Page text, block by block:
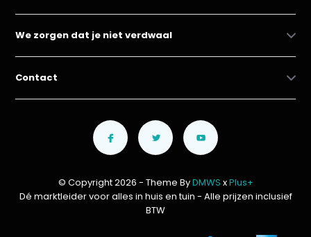
We zorgen dat je niet verdwaal
Contact
© Copyright 2026 - Theme ByDMWS xPlus+
Dé marktleider voor alles in huis en tuin - Alle prijzen inclusief
BTW